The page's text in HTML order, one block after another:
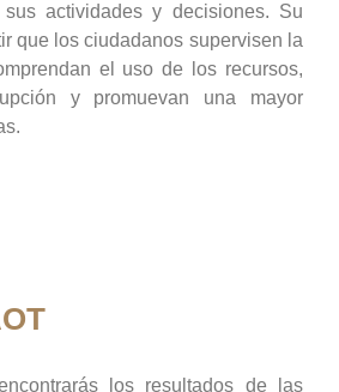
sus actividades y decisiones. Su
que los ciudadanos supervisen la
el uso de los recursos,
y promuevan una mayor
los resultados de las